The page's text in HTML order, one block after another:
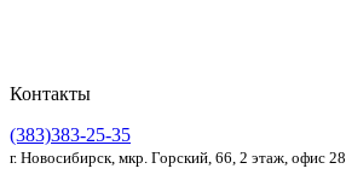
Контакты
(383)383-25-35
г. Новосибирск, мкр. Горский, 66, 2 этаж, офис 28